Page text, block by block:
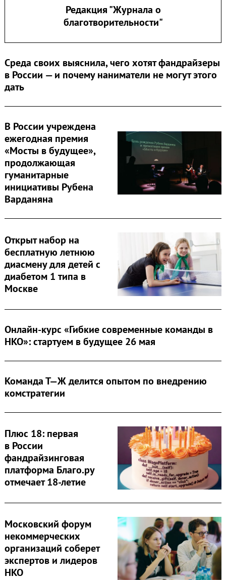
Редакция "Журнала о
благотворительности"
Среда своих выяснила, чего хотят фандрайзеры
в России — и почему наниматели не могут этого
дать
В России учреждена
ежегодная премия
«Мосты в будущее»,
продолжающая
гуманитарные
инициативы Рубена
Варданяна
Открыт набор на
бесплатную летнюю
диасмену для детей с
диабетом 1 типа в
Москве
Онлайн-курс «Гибкие современные команды в
НКО»: стартуем в будущее 26 мая
Команда Т—Ж делится опытом по внедрению
комстратегии
Плюс 18: первая
в России
фандрайзинговая
платформа Благо.ру
отмечает 18-летие
Московский форум
некоммерческих
организаций соберет
экспертов и лидеров
НКО
for: